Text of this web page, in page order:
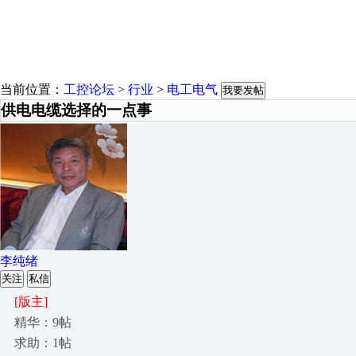
当前位置： 工控论坛 > 行业 > 电工电气 我要发帖
供电电缆选择的一点事
李纯绪
关注 私信
[版主]
精华：9帖
求助：1帖